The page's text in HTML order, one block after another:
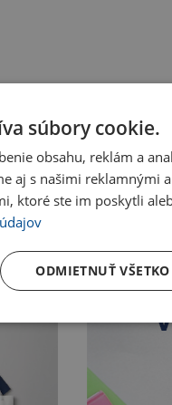
súbory cookie.
obsahu, reklám a
aj s našimi reklamnými
ktoré ste im poskytli
ODMIETNUŤ VŠETKO